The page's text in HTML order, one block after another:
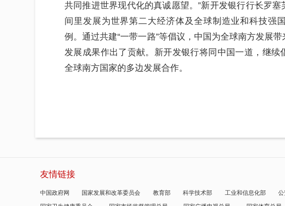
共同推进世界现代化的真诚愿望。”新开发银行行长罗
间里发展为世界第二大经济体及全球制造业和科技强
例。通过共建“一带一路”等倡议，中国为全球南方发展
发展成果作出了贡献。新开发银行将同中国一道，继续
全球南方国家的多边发展合作。
友情链接
中国政府网 国家发展和改革委员会 教育部 科学技术部 工业和信息化部